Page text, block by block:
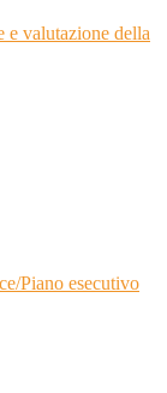
e valutazione della
Piano esecutivo